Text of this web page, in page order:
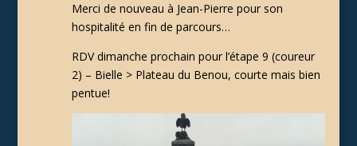
Merci de nouveau à Jean-Pierre pour son
hospitalité en fin de parcours…
RDV dimanche prochain pour l’étape 9 (coureur
2) – Bielle > Plateau du Benou, courte mais bien
pentue!